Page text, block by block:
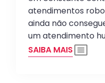
atendimentos
ainda não
um atendimento
SAIBA MAIS